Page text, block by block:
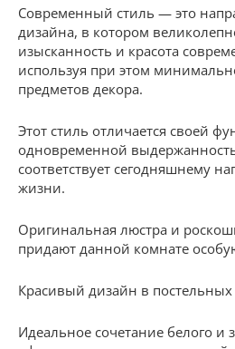
Современный стиль — это
дизайна, в котором
изысканность и красота
используя при этом
предметов декора.
Этот стиль отличается своей
одновременной
соответствует сегодняшнему
жизни.
Оригинальная люстра и
придают данной комнате
Красивый дизайн в постельных
Идеальное сочетание белого и